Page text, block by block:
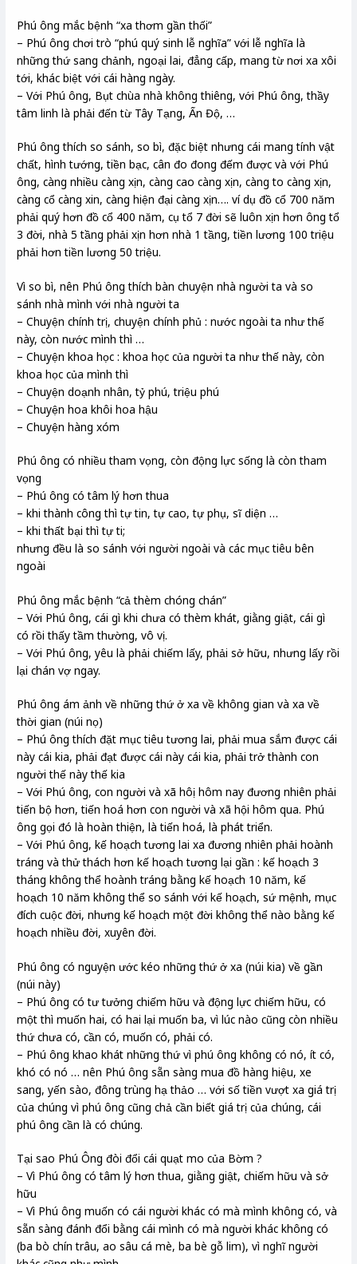
Phú ông mắc bệnh “xa thơm gần thối”
– Phú ông chơi trò “phú quý sinh lễ nghĩa” với lễ nghĩa là
những thứ sang chảnh, ngoại lai, đẳng cấp, mang từ nơi xa xôi
tới, khác biệt với cái hàng ngày.
– Với Phú ông, Bụt chùa nhà không thiêng, với Phú ông, thầy
tâm linh là phải đến từ Tây Tạng, Ấn Độ, …
Phú ông thích so sánh, so bì, đặc biệt nhưng cái mang tính vật
chất, hình tướng, tiền bạc, cân đo đong đếm được và với Phú
ông, càng nhiều càng xịn, càng cao càng xịn, càng to càng xịn,
càng cổ càng xin, càng hiện đại càng xịn…. ví dụ đồ cổ 700 năm
phải quý hơn đồ cổ 400 năm, cụ tổ 7 đời sẽ luôn xịn hơn ông tổ
3 đời, nhà 5 tầng phải xịn hơn nhà 1 tầng, tiền lương 100 triệu
phải hơn tiền lương 50 triệu.
Vì so bì, nên Phú ông thích bàn chuyện nhà người ta và so
sánh nhà mình với nhà người ta
– Chuyện chính trị, chuyện chính phủ : nước ngoài ta như thế
này, còn nước mình thì …
– Chuyện khoa học : khoa học của người ta như thế này, còn
khoa học của mình thì
– Chuyện doạnh nhân, tỷ phú, triệu phú
– Chuyện hoa khôi hoa hậu
– Chuyện hàng xóm
Phú ông có nhiều tham vọng, còn động lực sống là còn tham
vọng
– Phú ông có tâm lý hơn thua
– khi thành công thì tự tin, tự cao, tự phụ, sĩ diện …
– khi thất bại thì tự ti;
nhưng đều là so sánh với người ngoài và các mục tiêu bên
ngoài
Phú ông mắc bệnh “cả thèm chóng chán”
– Với Phú ông, cái gì khi chưa có thèm khát, giằng giật, cái gì
có rồi thấy tầm thường, vô vị.
– Với Phú ông, yêu là phải chiếm lấy, phải sở hữu, nhưng lấy rồi
lại chán vợ ngay.
Phú ông ám ảnh về những thứ ở xa về không gian và xa về
thời gian (núi nọ)
– Phú ông thích đặt mục tiêu tương lai, phải mua sắm được cái
này cái kia, phải đạt được cái này cái kia, phải trở thành con
người thế này thế kia
– Với Phú ông, con người và xã hôị hôm nay đương nhiên phải
tiến bộ hơn, tiến hoá hơn con người và xã hội hôm qua. Phú
ông gọi đó là hoàn thiện, là tiến hoá, là phát triển.
– Với Phú ông, kế hoạch tương lai xa đương nhiên phải hoành
tráng và thử thách hơn kế hoạch tương lại gần : kế hoạch 3
tháng không thể hoành tráng bằng kế hoạch 10 năm, kế
hoạch 10 năm không thể so sánh với kế hoạch, sứ mệnh, mục
đích cuộc đời, nhưng kế hoạch một đời không thể nào bằng kế
hoạch nhiều đời, xuyên đời.
Phú ông có nguyện ước kéo những thứ ở xa (núi kia) về gần
(núi này)
– Phú ông có tư tưởng chiếm hữu và động lực chiếm hữu, có
một thì muốn hai, có hai lại muốn ba, vì lúc nào cũng còn nhiều
thứ chưa có, cần có, muốn có, phải có.
– Phú ông khao khát những thứ vì phú ông không có nó, ít có,
khó có nó … nên Phú ông sẵn sàng mua đồ hàng hiệu, xe
sang, yến sào, đông trùng hạ thảo … với số tiền vượt xa giá trị
của chúng vì phú ông cũng chả cần biết giá trị của chúng, cái
phú ông cần là có chúng.
Tại sao Phú Ông đòi đổi cái quạt mo của Bờm ?
– Vì Phú ông có tâm lý hơn thua, giằng giật, chiếm hữu và sở
hữu
– Vì Phú ông muốn có cái người khác có mà mình không có, và
sẵn sàng đánh đổi bằng cái mình có mà người khác không có
(ba bò chín trâu, ao sâu cá mè, ba bè gỗ lim), vì nghĩ người